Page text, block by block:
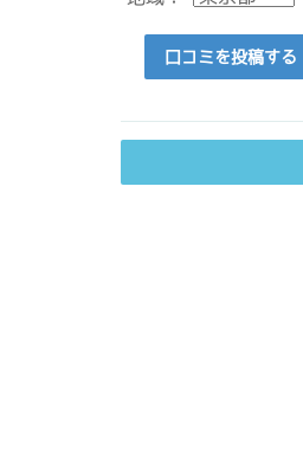
口コミを投稿する